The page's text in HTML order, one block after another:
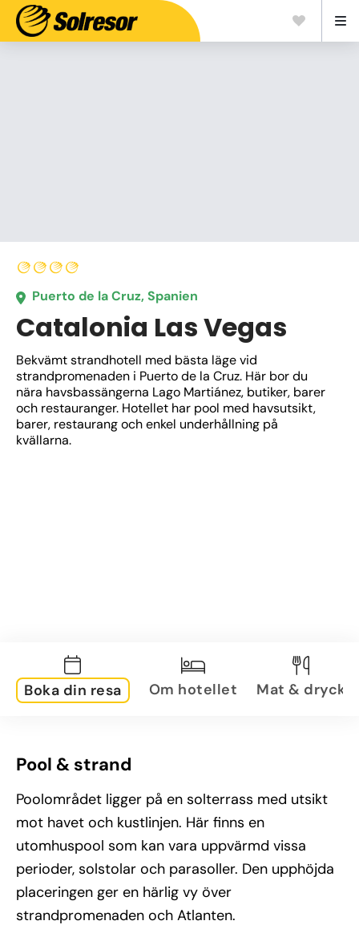
Puerto de la Cruz, Spanien
Catalonia Las Vegas
Bekvämt strandhotell med bästa läge vid
strandpromenaden i Puerto de la Cruz. Här bor du
nära havsbassängerna Lago Martiánez, butiker, barer
och restauranger. Hotellet har pool med havsutsikt,
barer, restaurang och enkel underhållning på
kvällarna.
Boka din resa Om hotellet Mat & dryck
Pool & strand
Poolområdet ligger på en solterrass med utsikt
mot havet och kustlinjen. Här finns en
utomhuspool som kan vara uppvärmd vissa
perioder, solstolar och parasoller. Den upphöjda
placeringen ger en härlig vy över
strandpromenaden och Atlanten.